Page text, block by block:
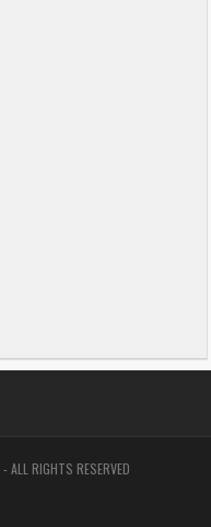
- ALL RIGHTS RESERVED